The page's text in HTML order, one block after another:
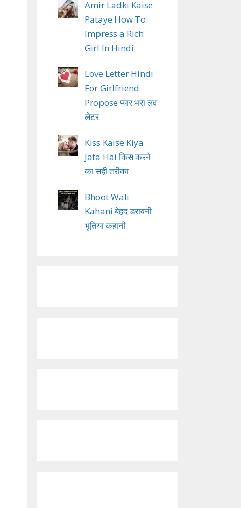
Amir Ladki Kaise
Pataye How To
Impress a Rich
Girl In Hindi
Love Letter Hindi
For Girlfriend
Propose प्यार भरा लव
लेटर
Kiss Kaise Kiya
Jata Hai किस करने
का सही तरीका
Bhoot Wali
Kahani बेहद डरावनी
भूतिया कहानी